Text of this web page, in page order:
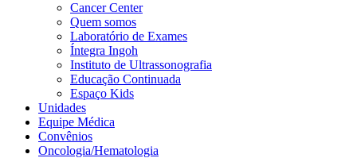
Cancer Center
Quem somos
Laboratório de Exames
Íntegra Ingoh
Instituto de Ultrassonografia
Educação Continuada
Espaço Kids
Unidades
Equipe Médica
Convênios
Oncologia/Hematologia